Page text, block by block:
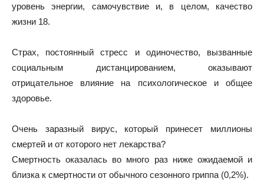
уровень энергии, самочувствие и, в целом, качество
жизни 18.
Страх, постоянный стресс и одиночество, вызванные
социальным дистанцированием, оказывают
отрицательное влияние на психологическое и общее
здоровье.
Очень заразный вирус, который принесет миллионы
смертей и от которого нет лекарства?
Смертность оказалась во много раз ниже ожидаемой и
близка к смертности от обычного сезонного гриппа (0,2%).